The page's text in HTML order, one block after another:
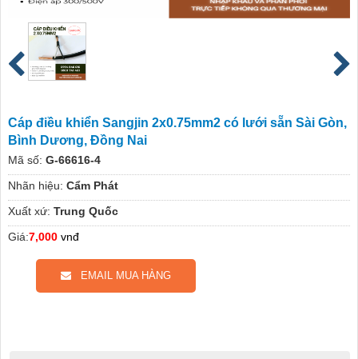
Cáp điều khiển Sangjin 2x0.75mm2 có lưới sẵn Sài Gòn,
Bình Dương, Đồng Nai
Mã số: G-66616-4
Nhãn hiệu: Cẩm Phát
Xuất xứ: Trung Quốc
Giá:7,000 vnđ
EMAIL MUA HÀNG